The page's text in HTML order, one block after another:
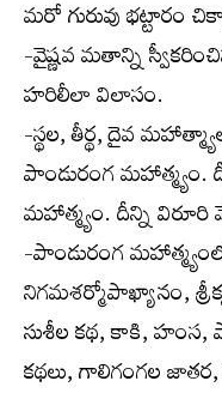
మరో గురువు భట్టారం
-వైష్ణవ మతాన్ని
హరిలీలా విలాసం.
-స్థల, తీర్థ, దైవ
పాండురంగ మహాత్మ్యం.
మహాత్మ్యం. దీన్ని
-పాండురంగ
నిగమశర్మోపాఖ్యానం,
సుశీల కథ, కాకి, హంస,
కథలు, గాలిగంగల